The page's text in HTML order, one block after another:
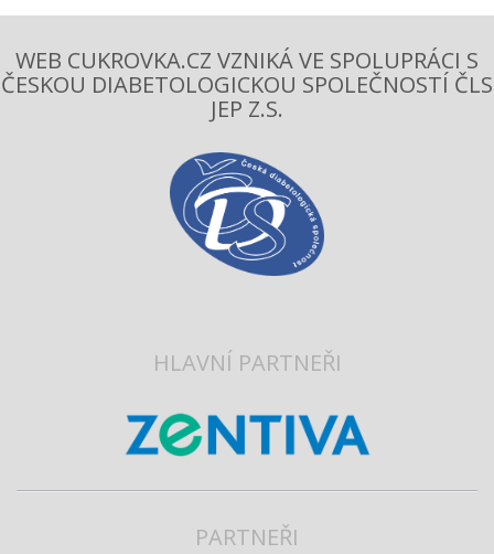
WEB CUKROVKA.CZ VZNIKÁ VE SPOLUPRÁCI S
ČESKOU DIABETOLOGICKOU SPOLEČNOSTÍ ČLS
JEP Z.S.
HLAVNÍ PARTNEŘI
PARTNEŘI